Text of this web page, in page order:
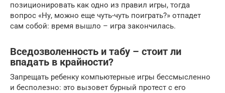
позиционировать как одно из правил игры, тогда
вопрос «Ну, можно еще чуть-чуть поиграть?» отпадет
сам собой: время вышло – игра закончилась.
Вседозволенность и табу – стоит ли
впадать в крайности?
Запрещать ребенку компьютерные игры бессмысленно
и бесполезно: это вызовет бурный протест с его